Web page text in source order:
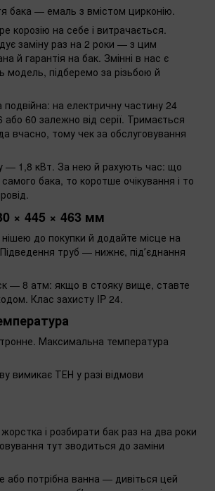
бака — емаль з вмістом цирконію.
корозію на себе і витрачається.
заміну раз на 2 роки — з цим
й гарантія на бак. Змінні в нас є
модель, підберемо за різьбою й
подвійна: на електричну частину 24
або 60 залежно від серії. Тримається
вчасно, тому чек за обслуговування
— 1,8 кВт. За нею й рахують час: що
бака, то коротше очікування і то
× 445 × 463 мм
нішею до покупки й додайте місце на
труб — нижнє, підʼєднання
— 8 атм: якщо в стояку вище, ставте
Клас захисту IP 24.
Максимальна температура
вимикає ТЕН у разі відмови
і розбирати бак раз на два роки
тут зводиться до заміни
або потрібна ванна — дивіться цей